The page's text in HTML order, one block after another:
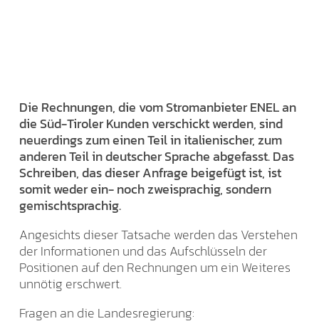
Die Rechnungen, die vom Stromanbieter ENEL an
die Süd-Tiroler Kunden verschickt werden, sind
neuerdings zum einen Teil in italienischer, zum
anderen Teil in deutscher Sprache abgefasst. Das
Schreiben, das dieser Anfrage beigefügt ist, ist
somit weder ein- noch zweisprachig, sondern
gemischtsprachig.
Angesichts dieser Tatsache werden das Verstehen
der Informationen und das Aufschlüsseln der
Positionen auf den Rechnungen um ein Weiteres
unnötig erschwert.
Fragen an die Landesregierung: